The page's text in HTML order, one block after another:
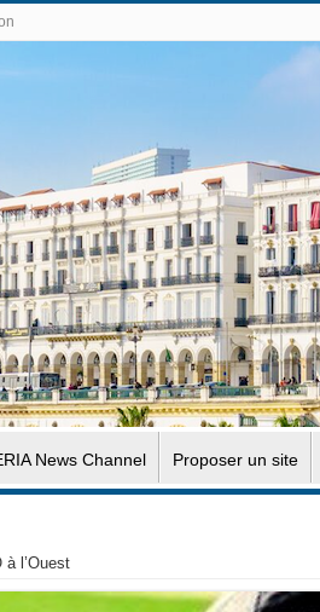
News Channel Proposer un site
à l’Ouest